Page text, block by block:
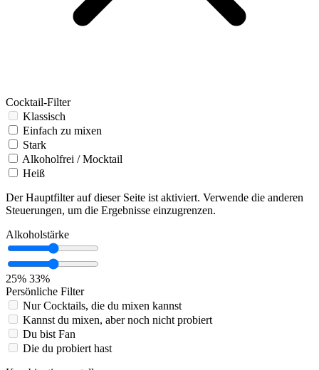
Cocktail-Filter
Klassisch
Einfach zu mixen
Stark
Alkoholfrei / Mocktail
Heiß
Der Hauptfilter auf dieser Seite ist aktiviert. Verwende die anderen
Steuerungen, um die Ergebnisse einzugrenzen.
Alkoholstärke
25% 33%
Persönliche Filter
Nur Cocktails, die du mixen kannst
Kannst du mixen, aber noch nicht probiert
Du bist Fan
Die du probiert hast